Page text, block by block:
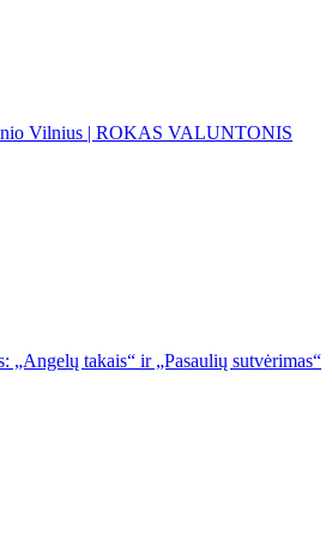
Vilnius | ROKAS VALUNTONIS
„Angelų takais“ ir „Pasaulių sutvėrimas“